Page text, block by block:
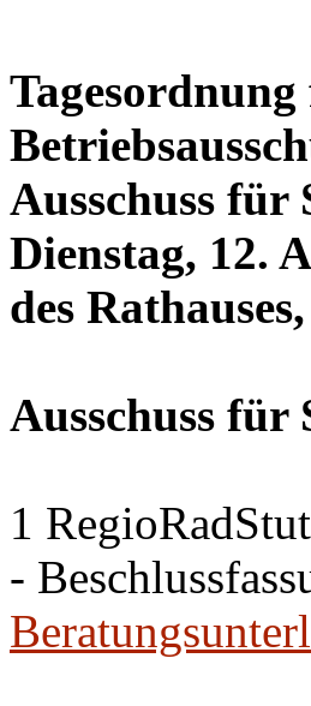
Ausschuss
Dienstag, 12.
des
Ausschuss
1
-